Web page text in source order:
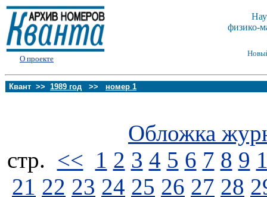
О проекте
физико-
Квант >> 1989 год >> номер 1
Обложка
стp. << 1 2 3 4 5 6 7 8 9
21 22 23 24 25 26 27 28